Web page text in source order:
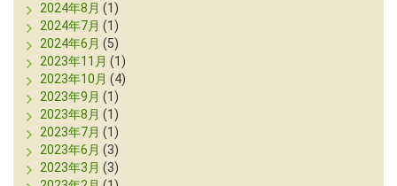
2024年8月 (1)
2024年7月 (1)
2024年6月 (5)
2023年11月 (1)
2023年10月 (4)
2023年9月 (1)
2023年8月 (1)
2023年7月 (1)
2023年6月 (3)
2023年3月 (3)